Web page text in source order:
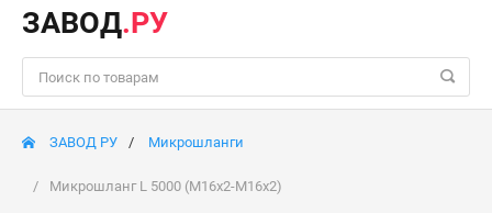
ЗАВОД.РУ
ЗАВОД РУ Микрошланги
Микрошланг L 5000 (М16х2-М16х2)